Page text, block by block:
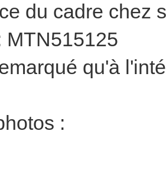
du cadre chez
MTN515125
qu'à
: